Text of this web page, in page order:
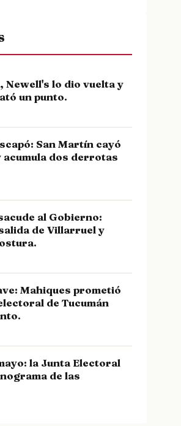
Newell's lo dio vuelta y
un punto.
San Martín cayó
acumula dos derrotas
al Gobierno:
de Villarruel y
Mahiques prometió
de Tucumán
la Junta Electoral
de las